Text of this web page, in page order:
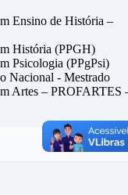
Ensino de História –
História (PPGH)
Psicologia (PPgPsi)
Nacional - Mestrado
Artes – PROFARTES